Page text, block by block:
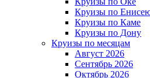
Круизы по
Круизы по Каме
Круизы по Дону
Круизы по месяцам
Август 2026
Сентябрь 2026
Октябрь 2026